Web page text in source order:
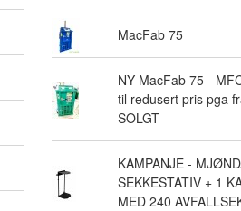
MacFab 75
NY MacFab 75 -
til redusert pris pga
SOLGT
KAMPANJE -
SEKKESTATIV + 1
MED 240